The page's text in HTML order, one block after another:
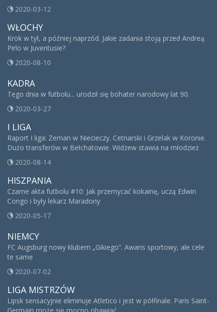
2020-03-12
WŁOCHY
Krok w tył, a później naprzód. Jakie zadania stoją przed Andreą
Pirlo w Juventusie?
2020-08-10
KADRA
Tego dnia w futbolu... urodził się bohater narodowy lat 90.
2020-03-27
I LIGA
Raport I liga: Zeman w Niecieczy. Cetnarski i Grzelak w Koronie.
Dużo transferów w Bełchatowie. Widzew stawia na młodzież
2020-08-14
HISZPANIA
Czarne akta futbolu #10: Jak przemycać kokainę, uczą Edwin
Congo i były lekarz Maradony
2020-05-17
NIEMCY
FC Augsburg nowy klubem „Gikiego”. Awans sportowy, ale cele
te same
2020-07-02
LIGA MISTRZÓW
Lipsk sensacyjnie eliminuje Atletico i jest w półfinale. Paris Saint-